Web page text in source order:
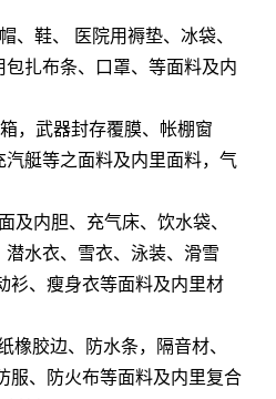
、鞋、 医院用褥垫、冰袋、
扎布条、口罩、等面料及内
，武器封存覆膜、帐棚窗
汽艇等之面料及内里面料，气
及内胆、充气床、饮水袋、
水衣、雪衣、泳装、滑雪
衫、瘦身衣等面料及内里材
橡胶边、防水条，隔音材、
服、防火布等面料及内里复合